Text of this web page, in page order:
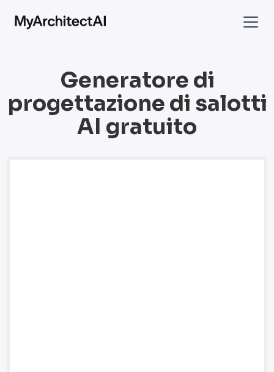
Generatore di
progettazione di salotti
AI gratuito